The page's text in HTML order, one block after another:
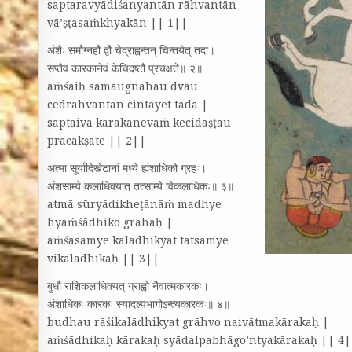
saptaravyādiśanyantān rāhvantān
vā’ṣṭasaṁkhyakān || 1||
अंशैः समौग्नहौ द्वौ चेद्‌राह्वन्तन्‌ चिन्तयेत्‌ तदा।
सप्तैव कारकानेवं केचिदष्टौ प्रचक्षते॥ २॥
aṁśaiḥ samaugnahau dvau
cedrāhvantan cintayet tadā |
saptaiva kārakānevaṁ kecidaṣṭau
pracakṣate || 2||
अत्मा सूर्यादिखेटानां मध्ये ह्यंशाधिको ग्रहः।
अंशसाम्ये कलाधिक्यात्‌ तत्साम्ये विकलाधिकः॥ ३॥
atmā sūryādikheṭānāṁ madhye
hyaṁśādhiko grahaḥ |
aṁśasāmye kalādhikyāt tatsāmye
vikalādhikaḥ || 3||
बुधौ राशिकलाधिक्यत्‌ ग्राह्वो नैवात्मकारकः।
अंशाधिकः कारकः स्यादल्पभागोऽन्त्यकारकः॥ ४॥
budhau rāśikalādhikyat grāhvo naivātmakārakaḥ |
aṁśādhikaḥ kārakaḥ syādalpabhāgo’ntyakārakaḥ ||